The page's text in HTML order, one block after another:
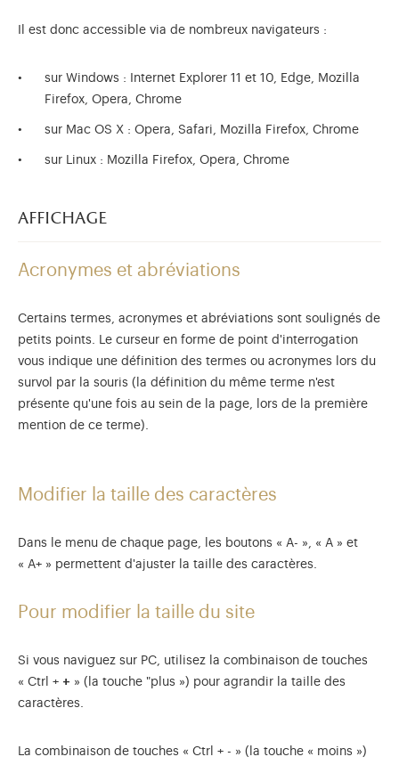
Il est donc accessible via de nombreux navigateurs :
sur Windows : Internet Explorer 11 et 10, Edge, Mozilla
Firefox, Opera, Chrome
sur Mac OS X : Opera, Safari, Mozilla Firefox, Chrome
sur Linux : Mozilla Firefox, Opera, Chrome
affichage
Acronymes et abréviations
Certains termes, acronymes et abréviations sont soulignés de
petits points. Le curseur en forme de point d'interrogation
vous indique une définition des termes ou acronymes lors du
survol par la souris (la définition du même terme n'est
présente qu'une fois au sein de la page, lors de la première
mention de ce terme).
Modifier la taille des caractères
Dans le menu de chaque page, les boutons « A- », « A » et
« A+ » permettent d'ajuster la taille des caractères.
Pour modifier la taille du site
Si vous naviguez sur PC, utilisez la combinaison de touches
« Ctrl + + » (la touche "plus ») pour agrandir la taille des
caractères.
La combinaison de touches « Ctrl + - » (la touche « moins »)